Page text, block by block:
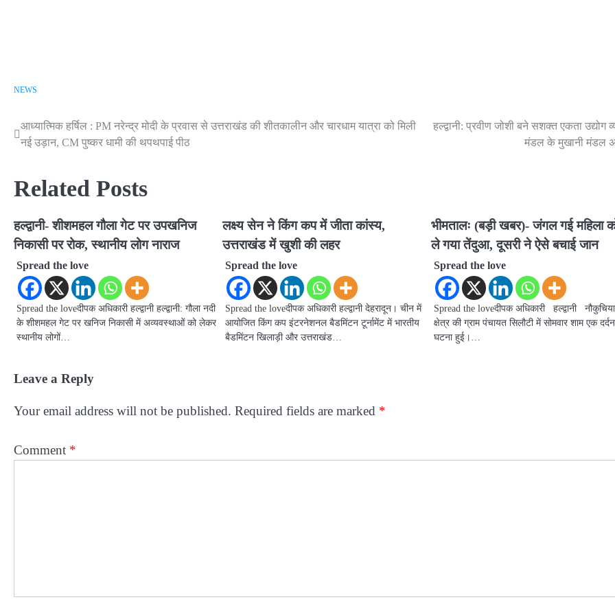
NEWS
Post
navigation
आध्यात्मिक हर्षिल : PM नरेन्द्र मोदी के प्रवास से उत्तराखंड की शीतकालीन और चारधाम यात्रा को मिली
नई उड़ान, CM पुष्कर धामी की थपथपाई पीठ
हल्द्वानी: प्रवीण जोशी बने सशक्त एकता उद्योग
मंडल के मुखानी मंडल
Related Posts
हल्द्वानी- शीशमहल गौला गेट पर उपखनिज
निकासी पर रोक, स्थानीय लोग नाराज
Spread the love
Spread the loveदीपक अधिकारी हल्द्वानी हल्द्वानी: गौला नदी
के शीशमहल गेट पर खनिज निकासी में अव्यवस्थाओं को लेकर
स्थानीय लोगों…
लक्ष्य सेन ने किंग कप में जीता कांस्य,
उत्तराखंड में खुशी की लहर
Spread the love
Spread the loveदीपक अधिकारी हल्द्वानी देहरादून। चीन में
आयोजित किंग कप इंटरनेशनल बैडमिंटन टूर्नामेंट में भारतीय
बैडमिंटन खिलाड़ी और उत्तराखंड…
भीमतालः (बड़ी खबर)- जंगल गई महिला
ले गया तेंदुआ, दूसरी ने ऐसे बचाई जान
Spread the love
Spread the loveदीपक अधिकारी हल्द्वानी
क्षेत्र की ग्राम पंचायत सिलौटी में सोमवार शाम एक
घटना हुई।…
Leave a Reply
Your email address will not be published. Required fields are marked *
Comment *